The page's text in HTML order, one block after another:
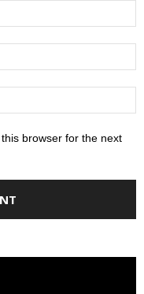
browser for the next